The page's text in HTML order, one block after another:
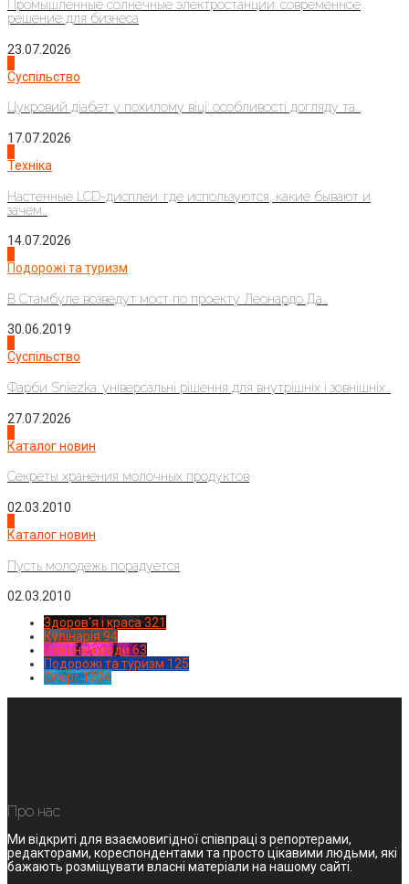
Промышленные солнечные электростанции: современное
решение для бизнеса
23.07.2026
Суспільство
Цукровий діабет у похилому віці: особливості догляду та...
17.07.2026
Техніка
Настенные LCD-дисплеи: где используются, какие бывают и
зачем...
14.07.2026
Подорожі та туризм
В Стамбуле возведут мост по проекту Леонардо Да...
30.06.2019
Суспільство
Фарби Sniezka: універсальні рішення для внутрішніх і зовнішніх...
27.07.2026
Каталог новин
Секреты хранения молочных продуктов
02.03.2010
Каталог новин
Пусть молодежь порадуется
02.03.2010
Здоров'я і краса 321
Кулінарія 94
Новинки моди 63
Подорожі та туризм 125
Спорт1224
Про нас
Ми відкриті для взаємовигідної співпраці з репортерами,
редакторами, кореспондентами та просто цікавими людьми, які
бажають розміщувати власні матеріали на нашому сайті.